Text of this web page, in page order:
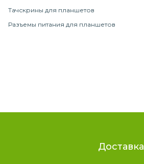
Тачскрины для планшетов
Разъемы питания для планшетов
Доставка